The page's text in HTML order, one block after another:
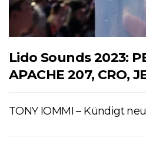
Lido Sounds 2023:
APACHE 207, CRO,
TONY IOMMI – Kündigt